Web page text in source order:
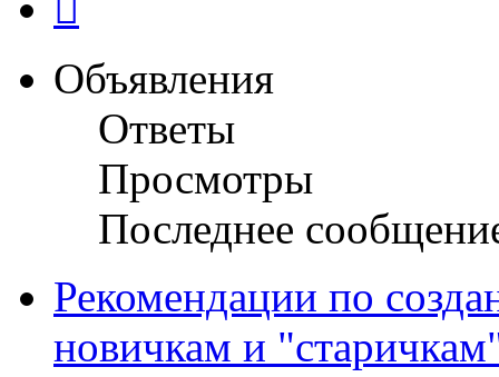
Объявления
Ответы
Просмотры
Последнее
Рекомендации по
новичкам и